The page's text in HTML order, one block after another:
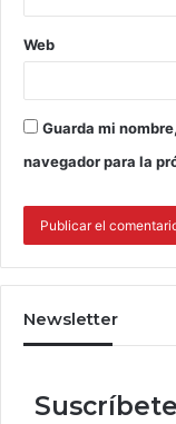
Web
Guarda mi
navegador para la
Newsletter